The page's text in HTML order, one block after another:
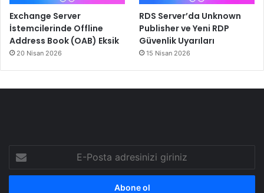
Exchange Server
İstemcilerinde Offline
Address Book (OAB) Eksik
20 Nisan 2026
RDS Server’da Unknown
Publisher ve Yeni RDP
Güvenlik Uyarıları
15 Nisan 2026
Posta
adresinizi